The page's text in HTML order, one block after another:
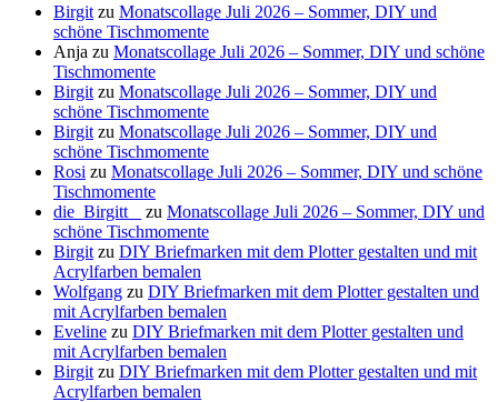
Birgit zu Monatscollage Juli 2026 – Sommer, DIY und
schöne Tischmomente
Anja zu Monatscollage Juli 2026 – Sommer, DIY und schöne
Tischmomente
Birgit zu Monatscollage Juli 2026 – Sommer, DIY und
schöne Tischmomente
Birgit zu Monatscollage Juli 2026 – Sommer, DIY und
schöne Tischmomente
Rosi zu Monatscollage Juli 2026 – Sommer, DIY und schöne
Tischmomente
die_Birgitt _
zu Monatscollage Juli 2026 – Sommer, DIY und
schöne Tischmomente
Birgit zu DIY Briefmarken mit dem Plotter gestalten und mit
Acrylfarben bemalen
Wolfgang zu DIY Briefmarken mit dem Plotter gestalten und
mit Acrylfarben bemalen
Eveline zu DIY Briefmarken mit dem Plotter gestalten und
mit Acrylfarben bemalen
Birgit zu DIY Briefmarken mit dem Plotter gestalten und mit
Acrylfarben bemalen